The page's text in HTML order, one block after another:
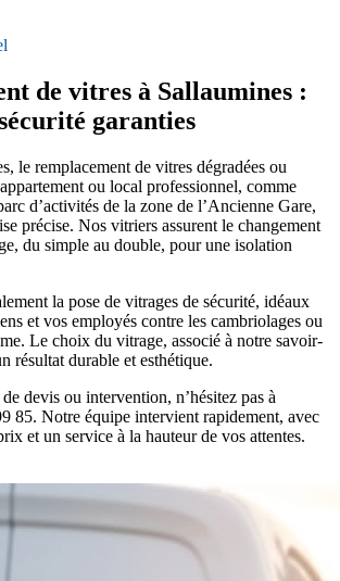
de vitres à Sallaumines :
garanties
le remplacement de vitres dégradées ou
ou local professionnel, comme
d’activités de la zone de l’Ancienne Gare,
précise. Nos vitriers assurent le changement
du simple au double, pour une isolation
la pose de vitrages de sécurité, idéaux
et vos employés contre les cambriolages ou
Le choix du vitrage, associé à notre savoir-
résultat durable et esthétique.
devis ou intervention, n’hésitez pas à
85. Notre équipe intervient rapidement, avec
et un service à la hauteur de vos attentes.